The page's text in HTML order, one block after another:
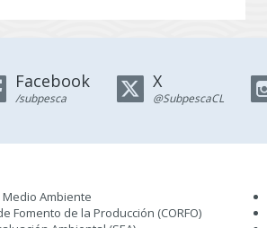
Facebook
/subpesca
X
@SubpescaCL
Ambiente
Fomento de la Producción (CORFO)